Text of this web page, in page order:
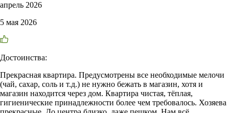
апрель 2026
5 мая 2026
Достоинства:
Прекрасная квартира. Предусмотрены все необходимые мелочи
(чай, сахар, соль и т.д.) не нужно бежать в магазин, хотя и
магазин находится через дом. Квартира чистая, тёплая,
гигиенические принадлежности более чем требовалось. Хозяева